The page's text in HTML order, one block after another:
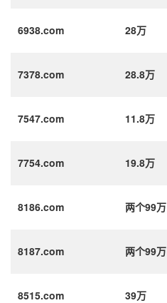
6938.com 28万
7378.com 28.8万
7547.com 11.8万
7754.com 19.8万
8186.com 两个99万
8187.com 两个99万
8515.com 39万